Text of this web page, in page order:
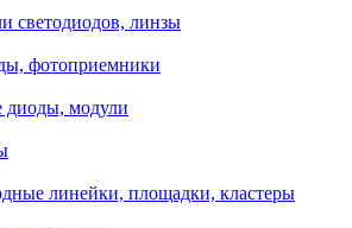
светодиодов, линзы
фотоприемники
диоды, модули
линейки, площадки, кластеры